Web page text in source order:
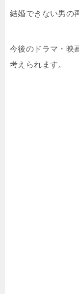
結婚できない男の
今後のドラマ・映
考えられます。